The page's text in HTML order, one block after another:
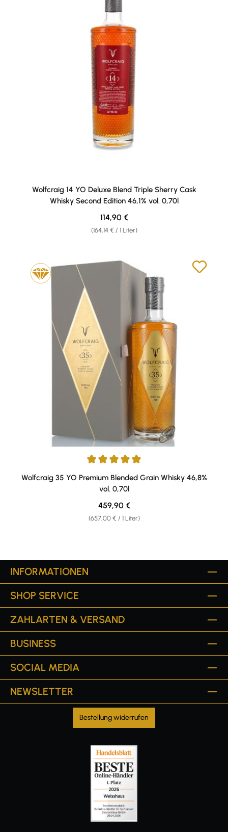
Wolfcraig 14 YO Deluxe Blend Triple Sherry Cask
Whisky Second Edition 46,1% vol. 0,70l
(164,14 € / 1 Liter)
Regulärer Preis:
114,90 €
Durchschnittliche Bewertung von 5 von 5 Sternen
Wolfcraig 35 YO Premium Blended Grain Whisky 46,8%
vol. 0,70l
(657,00 € / 1 Liter)
Regulärer Preis:
459,90 €
INFORMATIONEN
SHOP SERVICE
ZAHLARTEN & VERSAND
BUSINESS
SOCIAL MEDIA
NEWSLETTER
Bestellung widerrufen